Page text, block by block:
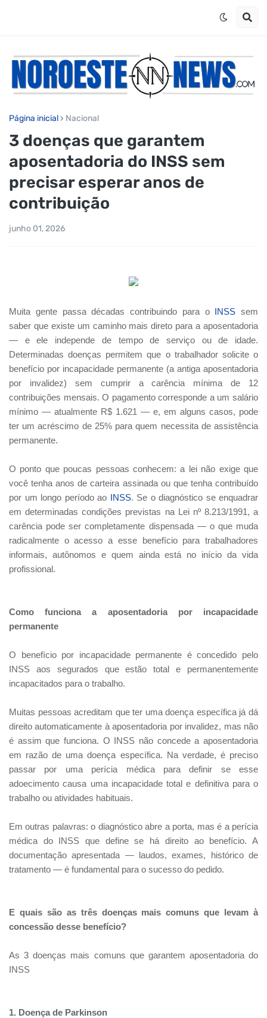
Página inicial Nacional
3 doenças que garantem
aposentadoria do INSS sem
precisar esperar anos de
contribuição
junho 01, 2026
Muita gente passa décadas contribuindo para o INSS sem
saber que existe um caminho mais direto para a aposentadoria
— e ele independe de tempo de serviço ou de idade.
Determinadas doenças permitem que o trabalhador solicite o
benefício por incapacidade permanente (a antiga aposentadoria
por invalidez) sem cumprir a carência mínima de 12
contribuições mensais. O pagamento corresponde a um salário
mínimo — atualmente R$ 1.621 — e, em alguns casos, pode
ter um acréscimo de 25% para quem necessita de assistência
permanente.
O ponto que poucas pessoas conhecem: a lei não exige que
você tenha anos de carteira assinada ou que tenha contribuído
por um longo período ao INSS. Se o diagnóstico se enquadrar
em determinadas condições previstas na Lei nº 8.213/1991, a
carência pode ser completamente dispensada — o que muda
radicalmente o acesso a esse benefício para trabalhadores
informais, autônomos e quem ainda está no início da vida
profissional.
Como funciona a aposentadoria por incapacidade
permanente
O benefício por incapacidade permanente é concedido pelo
INSS aos segurados que estão total e permanentemente
incapacitados para o trabalho.
Muitas pessoas acreditam que ter uma doença específica já dá
direito automaticamente à aposentadoria por invalidez, mas não
é assim que funciona. O INSS não concede a aposentadoria
em razão de uma doença específica. Na verdade, é preciso
passar por uma perícia médica para definir se esse
adoecimento causa uma incapacidade total e definitiva para o
trabalho ou atividades habituais.
Em outras palavras: o diagnóstico abre a porta, mas é a perícia
médica do INSS que define se há direito ao benefício. A
documentação apresentada — laudos, exames, histórico de
tratamento — é fundamental para o sucesso do pedido.
E quais são as três doenças mais comuns que levam à
concessão desse benefício?
As 3 doenças mais comuns que garantem aposentadoria do
INSS
1. Doença de Parkinson